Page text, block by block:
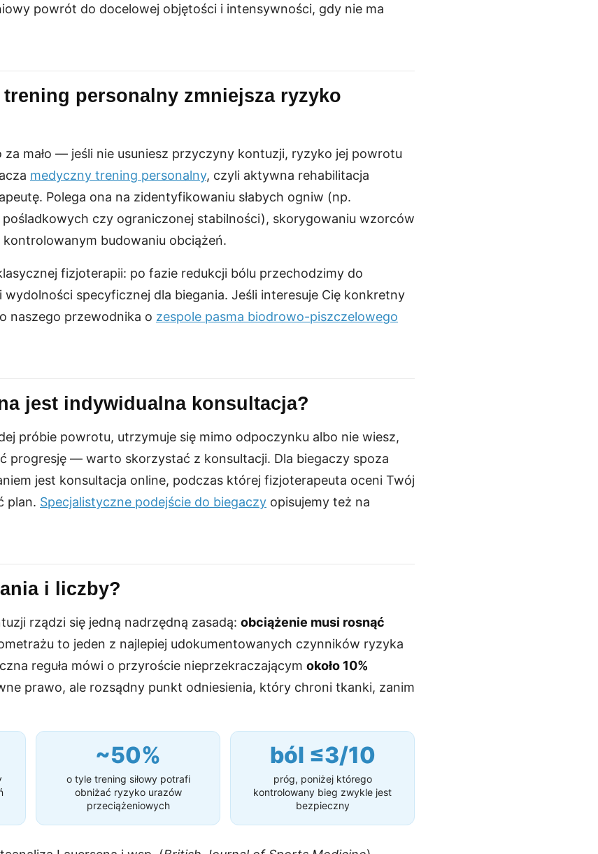
powrót do docelowej objętości i intensywności, gdy nie ma
personalny zmniejsza ryzyko
mało — jeśli nie usuniesz przyczyny kontuzji, ryzyko jej powrotu
medyczny trening personalny, czyli aktywna rehabilitacja
Polega ona na zidentyfikowaniu słabych ogniw (np.
pośladkowych czy ograniczonej stabilności), skorygowaniu wzorców
budowaniu obciążeń.
fizjoterapii: po fazie redukcji bólu przechodzimy do
wydolności specyficznej dla biegania. Jeśli interesuje Cię konkretny
naszego przewodnika o zespole pasma biodrowo-piszczelowego
jest indywidualna konsultacja?
próbie powrotu, utrzymuje się mimo odpoczynku albo nie wiesz,
progresję — warto skorzystać z konsultacji. Dla biegaczy spoza
jest konsultacja online, podczas której fizjoterapeuta oceni Twój
plan. Specjalistyczne podejście do biegaczy opisujemy też na
i liczby?
rządzi się jedną nadrzędną zasadą: obciążenie musi rosnąć
to jeden z najlepiej udokumentowanych czynników ryzyka
reguła mówi o przyroście nieprzekraczającym około 10%
prawo, ale rozsądny punkt odniesienia, który chroni tkanki, zanim
~50%
o tyle trening siłowy potrafi
obniżać ryzyko urazów
przeciążeniowych
ból ≤3/10
próg, poniżej którego
kontrolowany bieg zwykle jest
bezpieczny